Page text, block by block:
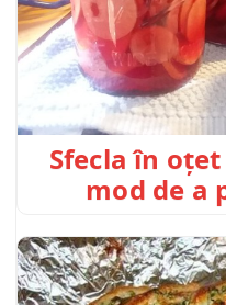
Sfecla în
mod de a